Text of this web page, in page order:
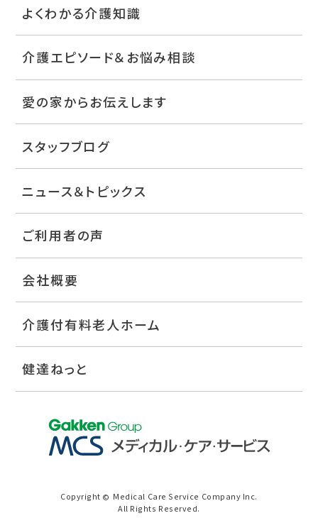
よくわかる介護知識
介護エピソード＆お悩み相談
愛の家からお伝えします
スタッフブログ
ニュース＆トピックス
ご利用者の声
会社概要
介護付有料老人ホーム
健達ねっと
Copyright © Medical Care Service Company Inc.
All Rights Reserved.